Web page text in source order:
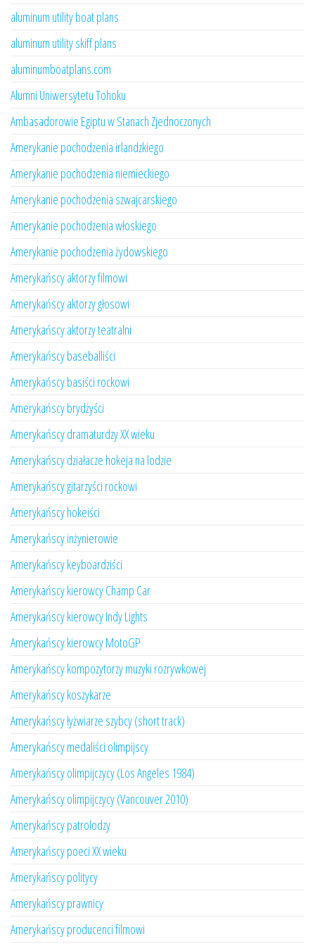
aluminum utility boat plans
aluminum utility skiff plans
aluminumboatplans.com
Alumni Uniwersytetu Tohoku
Ambasadorowie Egiptu w Stanach Zjednoczonych
Amerykanie pochodzenia irlandzkiego
Amerykanie pochodzenia niemieckiego
Amerykanie pochodzenia szwajcarskiego
Amerykanie pochodzenia włoskiego
Amerykanie pochodzenia żydowskiego
Amerykańscy aktorzy filmowi
Amerykańscy aktorzy głosowi
Amerykańscy aktorzy teatralni
Amerykańscy baseballiści
Amerykańscy basiści rockowi
Amerykańscy brydżyści
Amerykańscy dramaturdzy XX wieku
Amerykańscy działacze hokeja na lodzie
Amerykańscy gitarzyści rockowi
Amerykańscy hokeiści
Amerykańscy inżynierowie
Amerykańscy keyboardziści
Amerykańscy kierowcy Champ Car
Amerykańscy kierowcy Indy Lights
Amerykańscy kierowcy MotoGP
Amerykańscy kompozytorzy muzyki rozrywkowej
Amerykańscy koszykarze
Amerykańscy łyżwiarze szybcy (short track)
Amerykańscy medaliści olimpijscy
Amerykańscy olimpijczycy (Los Angeles 1984)
Amerykańscy olimpijczycy (Vancouver 2010)
Amerykańscy patrolodzy
Amerykańscy poeci XX wieku
Amerykańscy politycy
Amerykańscy prawnicy
Amerykańscy producenci filmowi